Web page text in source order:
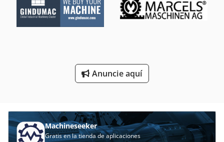
Fresadora Modelo
Fresadora Y Centro De Mecanizado Cnc
Máquina Cnc De La Carpintería
Máquinas De Torneado Cnc
Anuncie aquí
Machineseeker
Gratis en la tienda de aplicaciones